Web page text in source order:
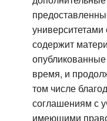
содержит
время, и
том числе
соглашениям с
имеющими